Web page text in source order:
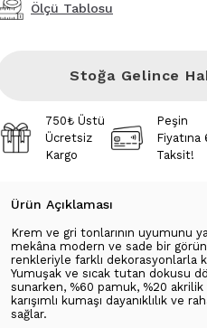
Ölçü Tablosu
Stoğa Gelince
750₺ Üstü
Ücretsiz
Kargo
Peşin
Fiyatına
Taksit!
Ürün Açıklaması
Krem ve gri tonlarının uyumunu
mekâna modern ve sade bir
renkleriyle farklı dekorasyonlarla
Yumuşak ve sıcak tutan dokusu
sunarken, %60 pamuk, %20
karışımlı kumaşı dayanıklılık ve
sağlar.